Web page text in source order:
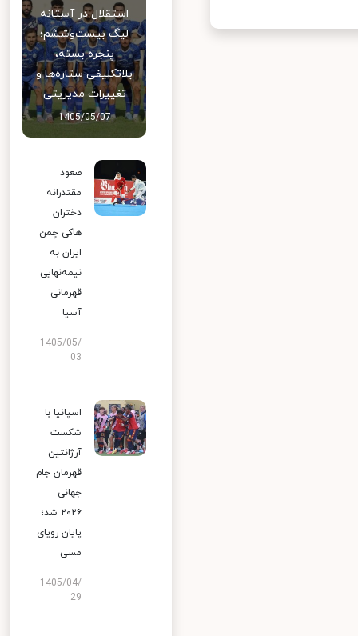
استقلال در آستانه
لیگ بیست‌وششم؛
پنجره بسته،
بلاتکلیفی ستاره‌ها و
تغییرات مدیریتی
1405/05/07
صعود
مقتدرانه
دختران
هاکی چمن
ایران به
نیمه‌نهایی
قهرمانی
آسیا
1405/05/
03
اسپانیا با
شکست
آرژانتین
قهرمان جام
جهانی
۲۰۲۶ شد؛
پایان رویای
مسی
1405/04/
29